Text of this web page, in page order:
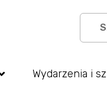
Wydarzenia i